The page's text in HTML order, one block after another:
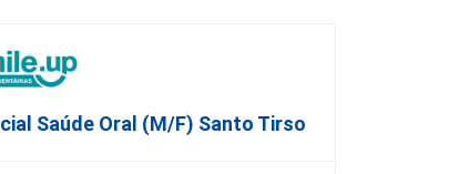
Saúde Oral (M/F) Santo Tirso